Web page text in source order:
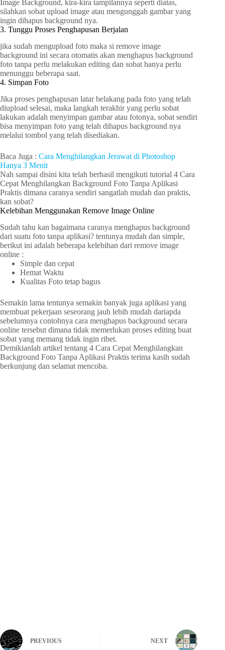
Image Background, kira-kira tampilannya seperti diatas,
silahkan sobat upload image atau mengunggah gambar yang
ingin dihapus background nya.
3. Tunggu Proses Penghapusan Berjalan
jika sudah mengupload foto maka si remove image
background ini secara otomatis akan menghapus background
foto tanpa perlu melakukan editing dan sobat hanya perlu
menunggu beberapa saat.
4. Simpan Foto
Jika proses penghapusan latar belakang pada foto yang telah
diupload selesai, maka langkah terakhir yang perlu sobat
lakukan adalah menyimpan gambar atau fotonya, sobat sendiri
bisa menyimpan foto yang telah dihapus background nya
melalui tombol yang telah disediakan.
Baca Juga : Cara Menghilangkan Jerawat di Photoshop
Hanya 3 Menit
Nah sampai disini kita telah berhasil mengikuti tutorial 4 Cara
Cepat Menghilangkan Background Foto Tanpa Aplikasi
Praktis dimana caranya sendiri sangatlah mudah dan praktis,
kan sobat?
Kelebihan Menggunakan Remove Image Online
Sudah tahu kan bagaimana caranya menghapus background
dari suatu foto tanpa aplikasi? tentunya mudah dan simple,
berikut ini adalah beberapa kelebihan dari remove image
online :
Simple dan cepat
Hemat Waktu
Kualitas Foto tetap bagus
Semakin lama tentunya semakin banyak juga aplikasi yang
membuat pekerjaan seseorang jauh lebih mudah dariapda
sebelumnya contohnya cara menghapus background secara
online tersebut dimana tidak memerlukan proses editing buat
sobat yang memang tidak ingin ribet.
Demikianlah artikel tentang 4 Cara Cepat Menghilangkan
Background Foto Tanpa Aplikasi Praktis terima kasih sudah
berkunjung dan selamat mencoba.
PREVIOUS NEXT